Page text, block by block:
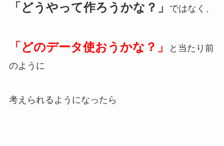
「どうやって作ろうかな？」 ではなく、
「どのデータ使おうかな？」
と当たり前
のように
考えられるようになったら